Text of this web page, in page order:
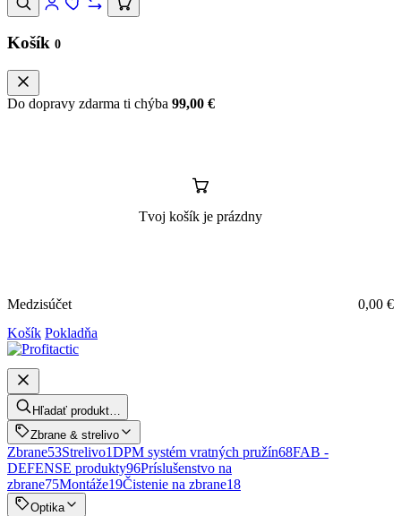
Košík 0
Do dopravy zdarma ti chýba 99,00 €
Tvoj košík je prázdny
Medzisúčet 0,00 €
Košík Pokladňa
Hľadať produkt…
Zbrane & strelivo
Zbrane53Strelivo1DPM systém vratných pružín68FAB -
DEFENSE produkty96Príslušenstvo na
zbrane75Montáže19Čistenie na zbrane18
Optika